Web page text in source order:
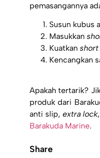
pemasangannya
Susun kubus
Masukkan
Kuatkan
Kencangkan
Apakah tertarik?
produk dari
anti slip, extra lock
Barakuda Marine.
Share